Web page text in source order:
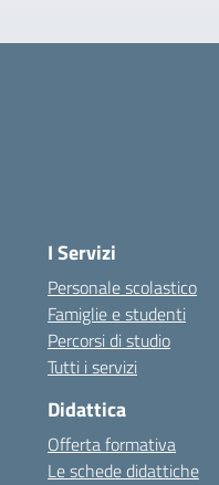
I Servizi
Personale scolastico
Famiglie e studenti
Percorsi di studio
Tutti i servizi
Didattica
Offerta formativa
Le schede didattiche